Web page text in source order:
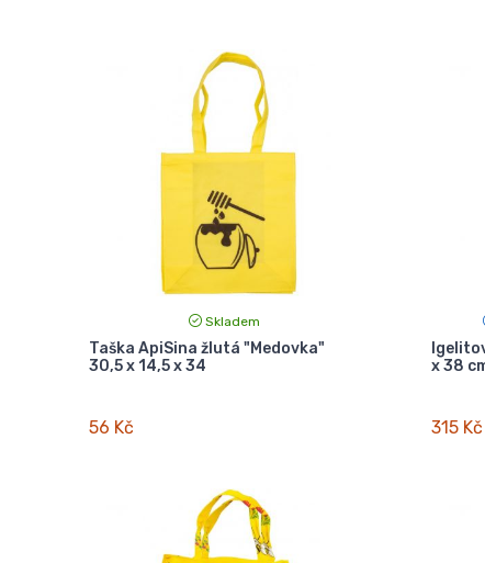
Skladem
Taška ApiSina žlutá "Medovka"
30,5 x 14,5 x 34
56 Kč
x 38
315 Kč